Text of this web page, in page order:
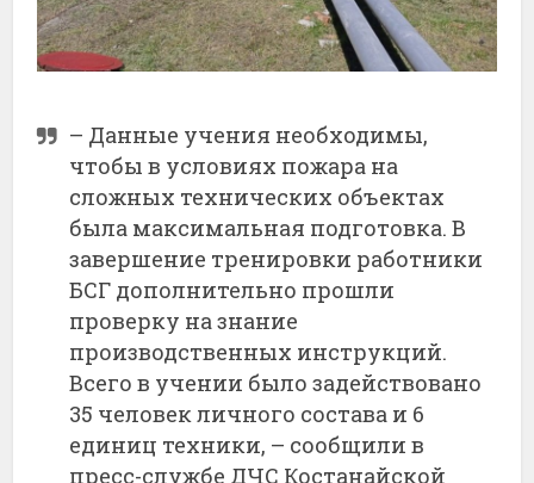
– Данные учения необходимы,
чтобы в условиях пожара на
сложных технических объектах
была максимальная подготовка. В
завершение тренировки работники
БСГ дополнительно прошли
проверку на знание
производственных инструкций.
Всего в учении было задействовано
35 человек личного состава и 6
единиц техники, – сообщили в
пресс-службе ДЧС Костанайской